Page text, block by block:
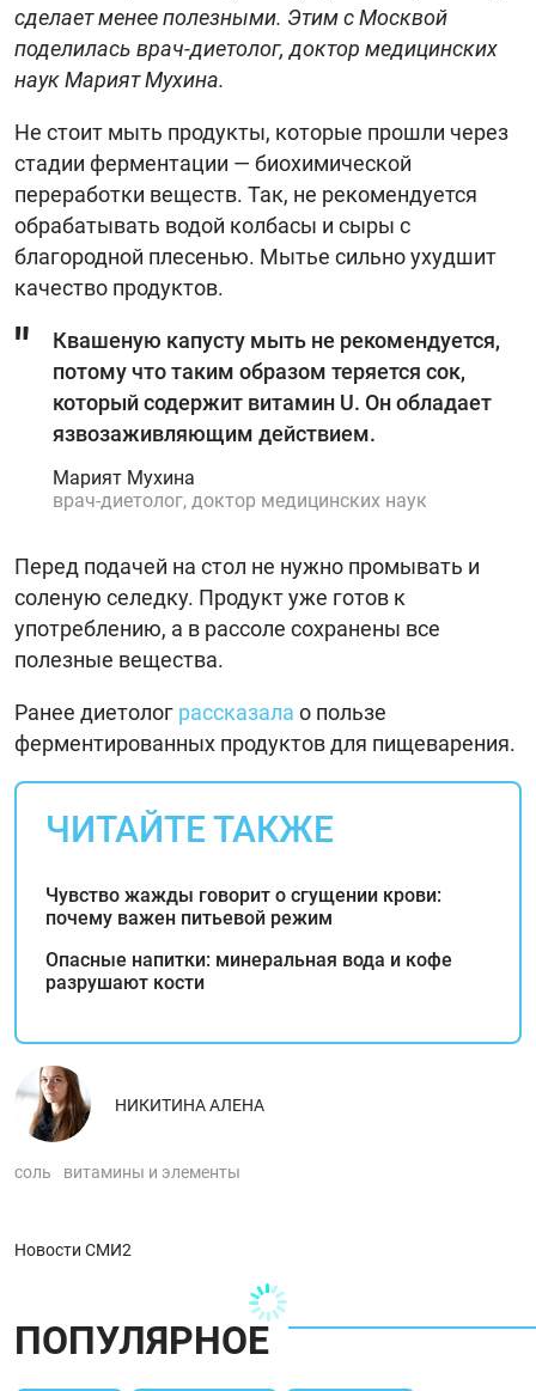
сделает менее полезными. Этим с Москвой
поделилась врач-диетолог, доктор медицинских
наук Марият Мухина.
Не стоит мыть продукты, которые прошли через
стадии ферментации — биохимической
переработки веществ. Так, не рекомендуется
обрабатывать водой колбасы и сыры с
благородной плесенью. Мытье сильно ухудшит
качество продуктов.
Квашеную капусту мыть не рекомендуется,
потому что таким образом теряется сок,
который содержит витамин U. Он обладает
язвозаживляющим действием.
Марият Мухина
врач-диетолог, доктор медицинских наук
Перед подачей на стол не нужно промывать и
соленую селедку. Продукт уже готов к
употреблению, а в рассоле сохранены все
полезные вещества.
Ранее диетолог рассказала о пользе
ферментированных продуктов для пищеварения.
ЧИТАЙТЕ ТАКЖЕ
Чувство жажды говорит о сгущении крови:
почему важен питьевой режим
Опасные напитки: минеральная вода и кофе
разрушают кости
НИКИТИНА АЛЕНА
соль витамины и элементы
Новости СМИ2
ПОПУЛЯРНОЕ